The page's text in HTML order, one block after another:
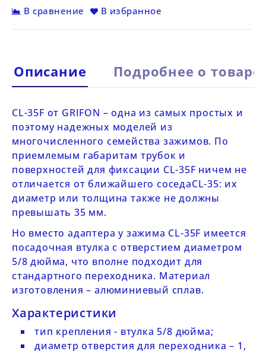
В сравнение В избранное
Описание Подробнее о товаре
CL-35F от GRIFON – одна из самых простых и
поэтому надежных моделей из
многочисленного семейства зажимов. По
приемлемым габаритам трубок и
поверхностей для фиксации CL-35F ничем не
отличается от ближайшего соседаCL-35: их
диаметр или толщина также не должны
превышать 35 мм.
Но вместо адаптера у зажима CL-35F имеется
посадочная втулка с отверстием диаметром
5/8 дюйма, что вполне подходит для
стандартного переходника. Материал
изготовления – алюминиевый сплав.
Характеристики
тип крепления - втулка 5/8 дюйма;
диаметр отверстия для переходника – 1,